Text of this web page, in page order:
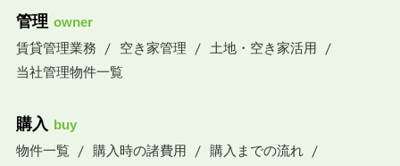
管理 owner
賃貸管理業務
空き家管理
土地・空き家活用
当社管理物件一覧
購入 buy
物件一覧
購入時の諸費用
購入までの流れ